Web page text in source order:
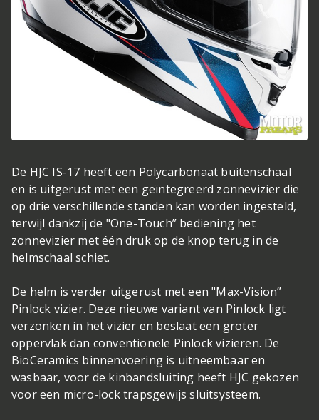
De HJC IS-17 heeft een Polycarbonaat buitenschaal
en is uitgerust met een geïntegreerd zonnevizier die
op drie verschillende standen kan worden ingesteld,
terwijl dankzij de "One-Touch” bediening het
zonnevizier met één druk op de knop terug in de
helmschaal schiet.
De helm is verder uitgerust met een "Max-Vision”
Pinlock vizier. Deze nieuwe variant van Pinlock ligt
verzonken in het vizier en beslaat een groter
oppervlak dan conventionele Pinlock vizieren. De
BioCeramics binnenvoering is uitneembaar en
wasbaar, voor de kinbandsluiting heeft HJC gekozen
voor een micro-lock trapsgewijs sluitsysteem.